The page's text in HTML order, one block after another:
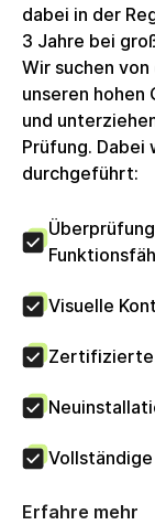
suchst. Dieses
funktionsfähig
dem Kauf
minimale
Kratzer), die
stören.
dabei in der
3 Jahre bei
Wir suchen
unseren
und
Prüfung.
durchgeführt:
Visuelle
Zertifizierte
Erfahre mehr